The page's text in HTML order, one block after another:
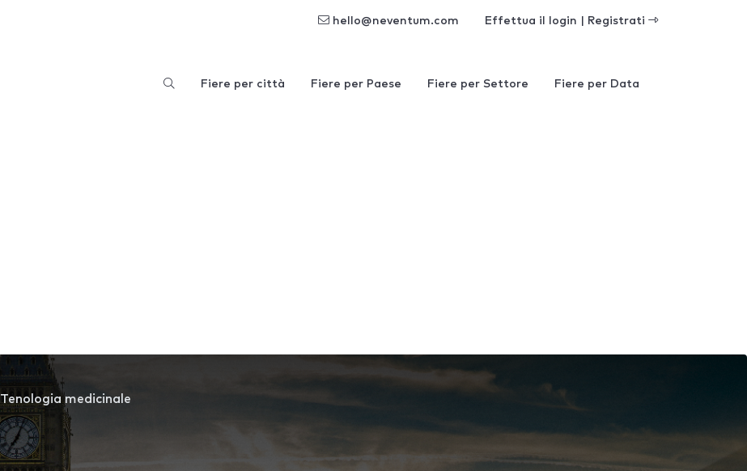
hello@neventum.com Effettua il login | Registrati
Fiere per città Fiere per Paese Fiere per Settore Fiere per Data
Tenologia medicinale